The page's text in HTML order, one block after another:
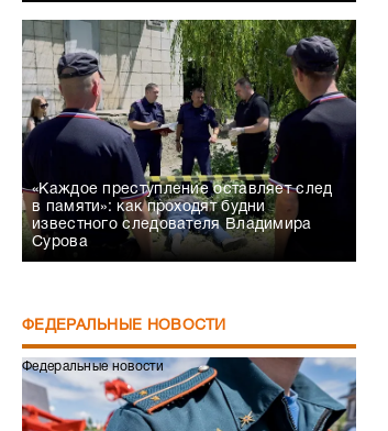
«Каждое преступление оставляет след
в памяти»: как проходят будни
известного следователя Владимира
Сурова
ФЕДЕРАЛЬНЫЕ НОВОСТИ
Федеральные новости